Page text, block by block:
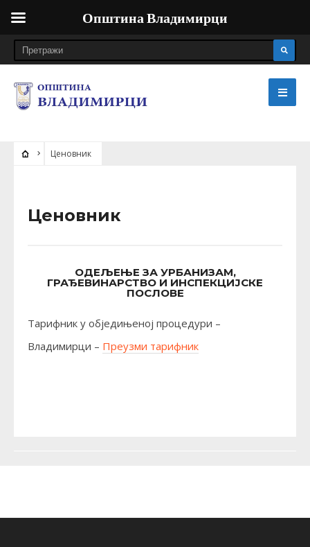
Ценовник
Ценовник
ОДЕЉЕЊЕ ЗА УРБАНИЗАМ,
ГРАЂЕВИНАРСТВО И ИНСПЕКЦИЈСКЕ
ПОСЛОВЕ
Тарифник у обједињеној процедури –
Владимирци – Преузми тарифник
Општина Владимирци